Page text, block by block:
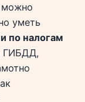
можно
уметь
по налогам
ГИБДД,